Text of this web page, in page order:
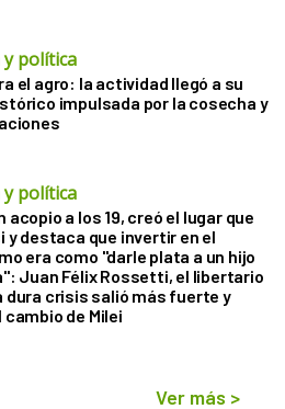
y política
el agro: la actividad llegó a su
impulsada por la cosecha y
y política
acopio a los 19, creó el lugar que
y destaca que invertir en el
era como "darle plata a un hijo
Juan Félix Rossetti, el libertario
dura crisis salió más fuerte y
de Milei
Ver más >